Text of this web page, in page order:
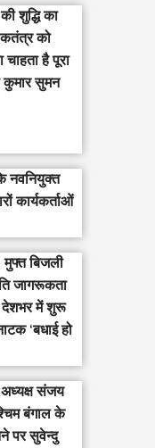
शुद्धि का
को
है पूरा
कुमार सुमन
नवनियुक्त
कार्यकर्ताओं
मुफ्त बिजली
जागरूकता
देशभर में शुरू
‘बधाई हो
अध्यक्ष संजय
बंगाल के
पर सुवेन्दु